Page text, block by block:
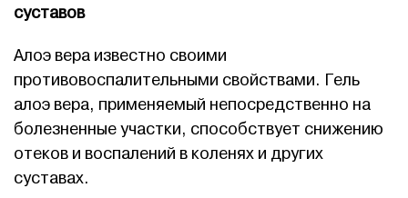
суставов
Алоэ вера известно своими
противовоспалительными свойствами. Гель
алоэ вера, применяемый непосредственно на
болезненные участки, способствует снижению
отеков и воспалений в коленях и других
суставах.